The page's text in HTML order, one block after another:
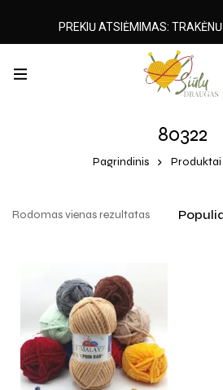
80322
Pagrindinis Produktai
Rodomas vienas rezultatas
PREKIŲ ATSIĖMIMAS: